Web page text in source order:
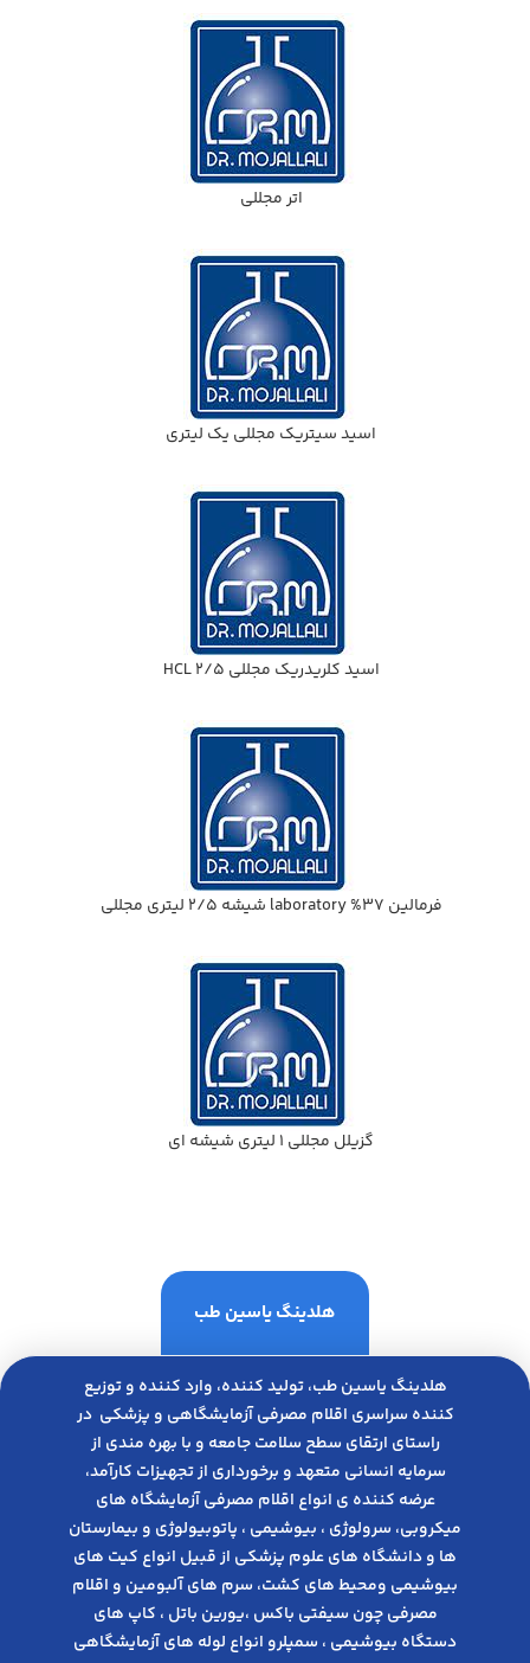
اتر مجللي
اسيد سيتريك مجللي يك ليتري
اسيد كلريدريك مجللي HCL 2/5
فرمالين 37% laboratory شيشه 2/5 ليتري مجللي
گزيلل مجللي 1 ليتري شيشه اي
هلدینگ یاسین طب
هلدینگ یاسین طب، تولید کننده، وارد کننده و توزیع
کننده سراسری اقلام مصرفی آزمایشگاهی و پزشکی در
راﺳﺘﺎی ارﺗﻘﺎی ﺳﻄﺢ ﺳﻼﻣﺖ ﺟﺎﻣﻌﻪ و ﺑﺎ ﺑﻬﺮه ﻣﻨﺪی از
ﺳﺮﻣﺎﯾﻪ انسانی متعهد و ﺑﺮﺧﻮرداری از ﺗﺠﻬﯿﺰات ﮐﺎرآﻣﺪ،
عرضه کننده ی انواع اﻗﻼم مصرفی آزﻣﺎﯾﺸﮕﺎه های
میکروبی، ﺳﺮوﻟﻮژی ، ﺑﯿﻮﺷﯿﻤﯽ ، پاتوبیولوژی و بیمارستان
ها و دانشگاه های علوم پزشکی از قبیل انواع کیت های
بیوشیمی ومحیط های کشت، سرم های آلبومین و اقلام
مصرفی چون سیفتی باکس ،یورین باتل ، کاپ های
دستگاه بیوشیمی ، سمپلرو انواع لوله های آزمایشگاهی